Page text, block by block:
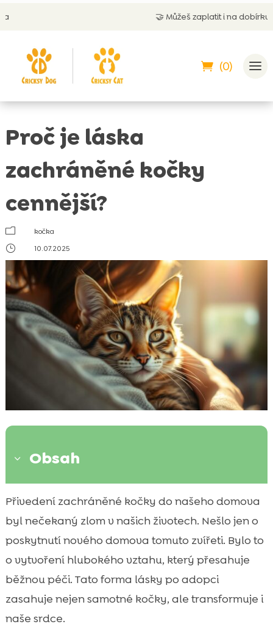
Můžeš zaplatit i na dobírku
(0)
Proč je láska
zachráněné kočky
cennější?
m
kočka
}
10.07.2025
3 Obsah
 Dopad záchrany na kočku
 Emocionální vazba mezi člověkem a
kočkou
Láska kočky po adopci
Přínosy adopce pro člověka
Produkty pro zdraví zachráněných koček
CricksyCat: Hypoalergenní krmivo pro
kočky
Přivedení zachráněné kočky do našeho domova
byl nečekaný zlom v našich životech. Nešlo jen o
poskytnutí nového domova tomuto zvířeti. Bylo to
o vytvoření hlubokého vztahu, který přesahuje
běžnou péči. Tato forma lásky po adopci
zasahuje nejen samotné kočky, ale transformuje i
naše srdce.